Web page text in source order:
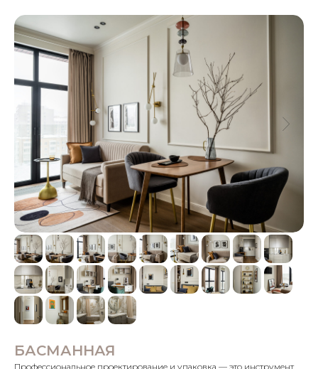
БАСМАННАЯ
Профессиональное проектирование и упаковка — это инструмент